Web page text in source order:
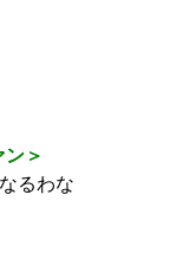
＞
るわな